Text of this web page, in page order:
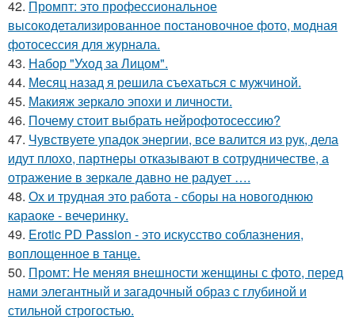
42. Промпт: это профессиональное
высокодетализированное постановочное фото, модная
фотосессия для журнала.
43. Набор "Уход за Лицом".
44. Мeсяц нaзад я рeшила съeхаться с мужчиной.
45. Макияж зеркало эпохи и личности.
46. Почему стоит выбрать нейрофотосессию?
47. Чувствуете упадок энергии, все валится из рук, дела
идут плохо, партнеры отказывают в сотрудничестве, а
отражение в зеркале давно не радует ….
48. Ох и трудная это работа - сборы на новогоднюю
караоке - вечеринку.
49. Erotic PD Passion - это искусство соблазнения,
воплощенное в танце.
50. Промт: Не меняя внешности женщины с фото, перед
нами элегантный и загадочный образ с глубиной и
стильной строгостью.